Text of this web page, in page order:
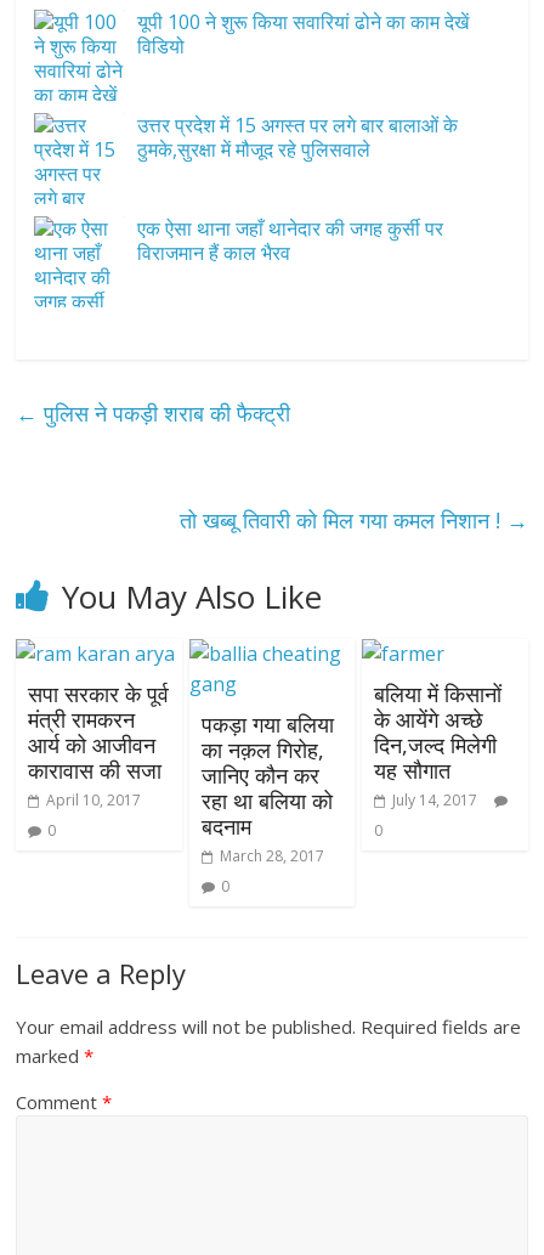
यूपी 100 ने शुरू किया सवारियां ढोने का काम देखें
विडियो
उत्तर प्रदेश में 15 अगस्त पर लगे बार बालाओं के
ठुमके,सुरक्षा में मौजूद रहे पुलिसवाले
एक ऐसा थाना जहाँ थानेदार की जगह कुर्सी पर
विराजमान हैं काल भैरव
← पुलिस ने पकड़ी शराब की फैक्ट्री
तो खब्बू तिवारी को मिल गया कमल निशान ! →
You May Also Like
सपा सरकार के पूर्व
मंत्री रामकरन
आर्य को आजीवन
कारावास की सजा
April 10, 2017
0
पकड़ा गया बलिया
का नक़ल गिरोह,
जानिए कौन कर
रहा था बलिया को
बदनाम
March 28, 2017
0
बलिया में किसानों
के आयेंगे अच्छे
दिन,जल्द मिलेगी
यह सौगात
July 14, 2017
0
Leave a Reply
Your email address will not be published. Required fields are
marked*
Comment*